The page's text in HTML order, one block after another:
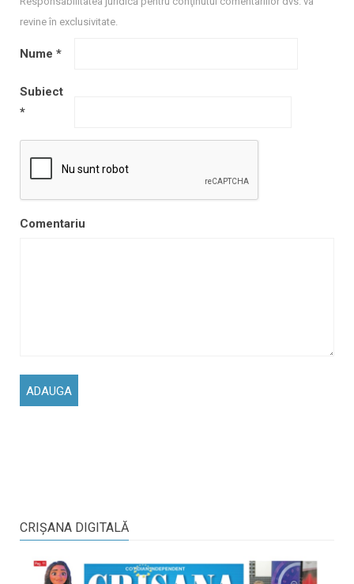
revine în exclusivitate.
Nume *
Subiect
*
Comentariu
CRIŞANA DIGITALĂ